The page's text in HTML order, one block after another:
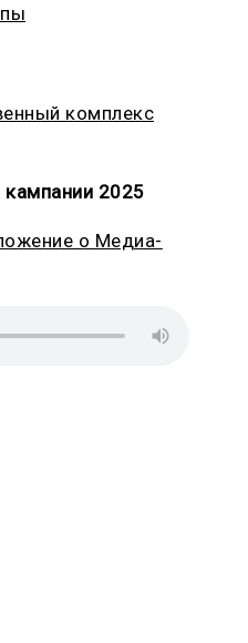
комплекс
кампании 2025
о Медиа-